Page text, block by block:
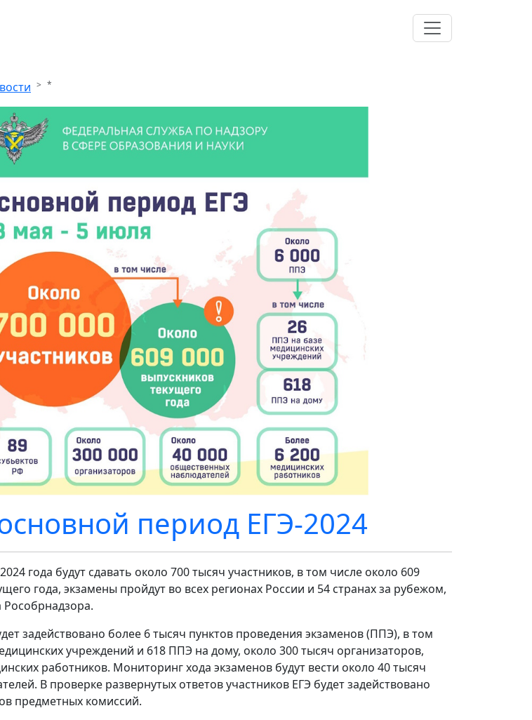
*
период ЕГЭ-2024
года будут сдавать около 700 тысяч участников, в том числе около 609
года, экзамены пройдут во всех регионах России и 54 странах за рубежом,
Рособрнадзора.
задействовано более 6 тысяч пунктов проведения экзаменов (ППЭ), в том
учреждений и 618 ППЭ на дому, около 300 тысяч организаторов,
работников. Мониторинг хода экзаменов будут вести около 40 тысяч
В проверке развернутых ответов участников ЕГЭ будет задействовано
предметных комиссий.